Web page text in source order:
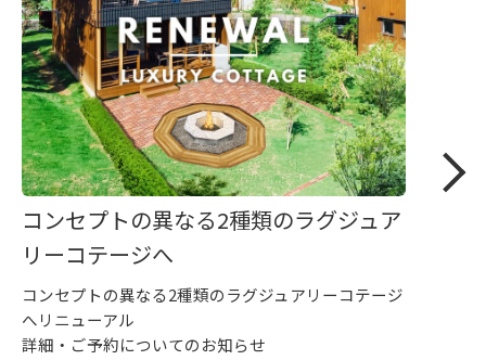
コンセプトの異なる2種類のラグジュア
リーコテージへ
コンセプトの異なる2種類のラグジュアリーコテージ
へリニューアル
詳細・ご予約についてのお知らせ